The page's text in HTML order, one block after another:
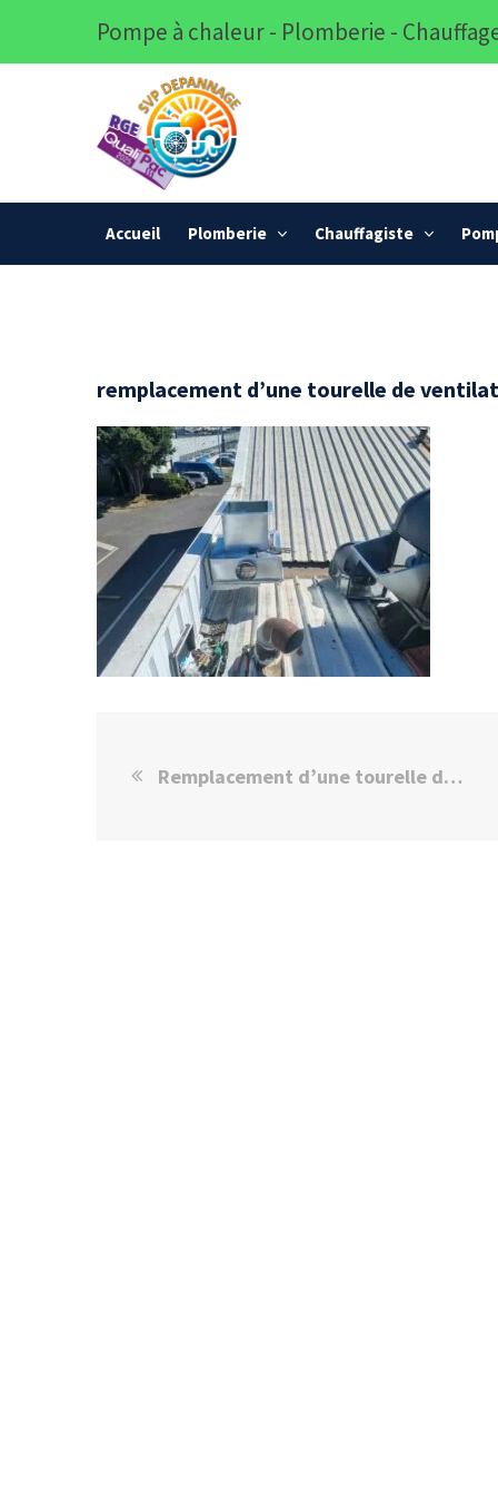
Pompe à chaleur - Plomberie -
Accueil Plomberie Chauffagiste
remplacement d’une tourelle de
Remplacement d’une tourelle de ventilation à Noisy le Sec